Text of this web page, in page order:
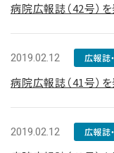
病院広報誌（42号）
2019.02.12 広報誌
病院広報誌（41号）
2019.02.12 広報誌